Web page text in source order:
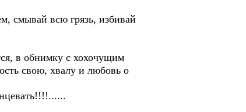
смывай всю грязь, избивай
в обнимку с хохочущим
свою, хвалу и любовь о